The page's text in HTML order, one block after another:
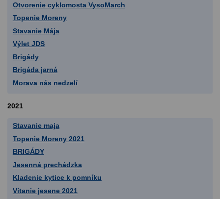
Otvorenie cyklomosta VysoMarch
Topenie Moreny
Stavanie Mája
Výlet JDS
Brigády
Brigáda jarná
Morava nás nedzelí
2021
Stavanie maja
Topenie Moreny 2021
BRIGÁDY
Jesenná prechádzka
Kladenie kytice k pomníku
Vítanie jesene 2021